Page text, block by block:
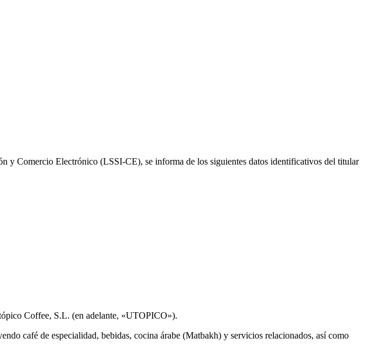
y Comercio Electrónico (LSSI-CE), se informa de los siguientes datos identificativos del titular
Coffee, S.L. (en adelante, «UTOPICO»).
café de especialidad, bebidas, cocina árabe (Matbakh) y servicios relacionados, así como